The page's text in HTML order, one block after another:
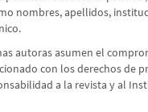
nombres, apellidos,
autoras asumen el
con los derechos de
a la revista y al